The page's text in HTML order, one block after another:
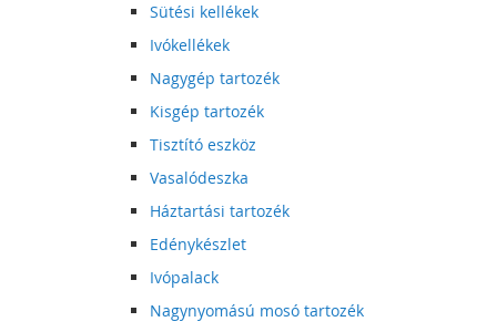
Sütési kellékek
Ivókellékek
Nagygép tartozék
Kisgép tartozék
Tisztító eszköz
Vasalódeszka
Háztartási tartozék
Edénykészlet
Ivópalack
Nagynyomású mosó tartozék